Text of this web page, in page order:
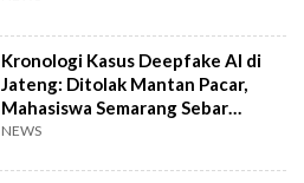
Kronologi Kasus Deepfake AI di
Jateng: Ditolak Mantan Pacar,
Mahasiswa Semarang Sebar
Konten Porno
NEWS